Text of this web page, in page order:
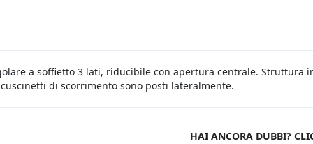
a soffietto 3 lati, riducibile con apertura centrale. Struttura
di scorrimento sono posti lateralmente.
HAI ANCORA DUBBI?